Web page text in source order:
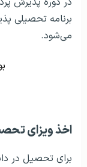
برنامه تحصیلی
می‌شود.
اخذ ویزای
برای تحصیل در